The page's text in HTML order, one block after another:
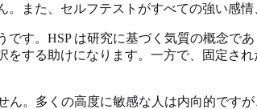
。また、セルフテストがすべての強い感
です。HSP は研究に基づく気質の概念で
をする助けになります。一方で、固定さ
ん。多くの高度に敏感な人は内向的です